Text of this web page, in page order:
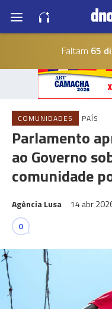
Faltam 65
COMUNIDADES PAÍS
Parlamento
ao Governo
comunidade
Agência Lusa 14 abr
0